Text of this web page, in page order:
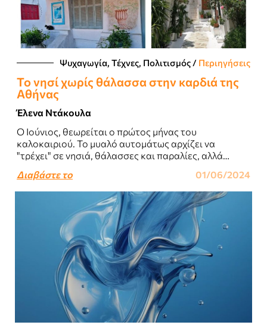
Ψυχαγωγία, Τέχνες, Πολιτισμός / Περιηγήσεις
Το νησί χωρίς θάλασσα στην καρδιά της
Αθήνας
Έλενα Ντάκουλα
Ο Ιούνιος, θεωρείται ο πρώτος μήνας του
καλοκαιριού. Το μυαλό αυτομάτως αρχίζει να
"τρέχει" σε νησιά, θάλασσες και παραλίες, αλλά
πολυπόθητη απόδραση...
Διαβάστε το 01/06/2024